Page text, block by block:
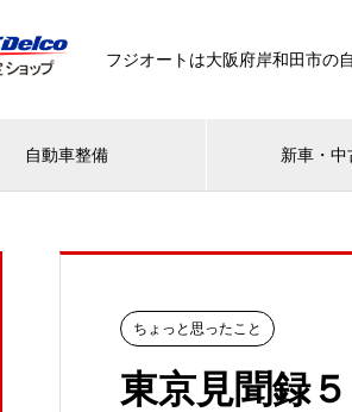
フジオートは大阪府岸和田市の
自動車整備 新車・中
ちょっと思ったこと
東京見聞録５